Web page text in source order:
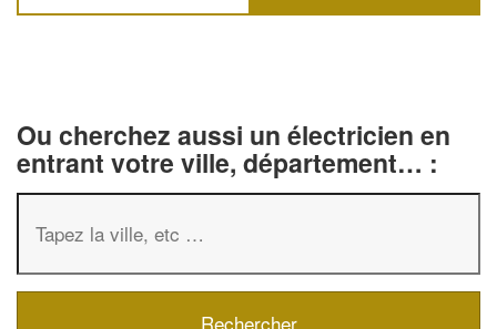
Ou cherchez aussi un électricien en
entrant votre ville, département… :